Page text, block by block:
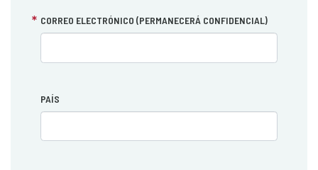
CORREO ELECTRÓNICO (PERMANECERÁ CONFIDENCIAL)
PAÍS